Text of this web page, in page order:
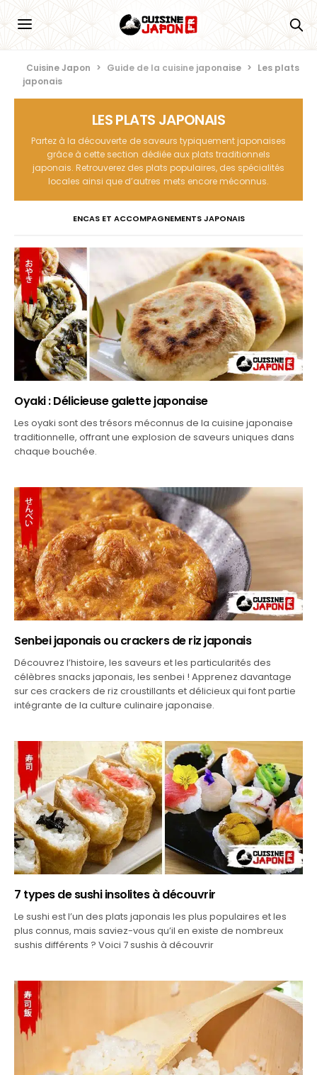
Cuisine Japon > Guide de la cuisine japonaise > Les plats
japonais
LES PLATS JAPONAIS
Partez à la découverte de saveurs typiquement japonaises
grâce à cette section dédiée aux plats traditionnels
japonais. Retrouverez des plats populaires, des spécialités
locales ainsi que d’autres mets encore méconnus.
ENCAS ET ACCOMPAGNEMENTS JAPONAIS
PLATS JAPONAIS À BASE DE POISSON
PLATS JAPONAIS À BASE DE VIANDE
PLATS JAPONAIS SANS VIANDE NI POISSON
Oyaki : Délicieuse galette japonaise
Les oyaki sont des trésors méconnus de la cuisine japonaise
traditionnelle, offrant une explosion de saveurs uniques dans
chaque bouchée.
Senbei japonais ou crackers de riz japonais
Découvrez l’histoire, les saveurs et les particularités des
célèbres snacks japonais, les senbei ! Apprenez davantage
sur ces crackers de riz croustillants et délicieux qui font partie
intégrante de la culture culinaire japonaise.
7 types de sushi insolites à découvrir
Le sushi est l’un des plats japonais les plus populaires et les
plus connus, mais saviez-vous qu’il en existe de nombreux
sushis différents ? Voici 7 sushis à découvrir